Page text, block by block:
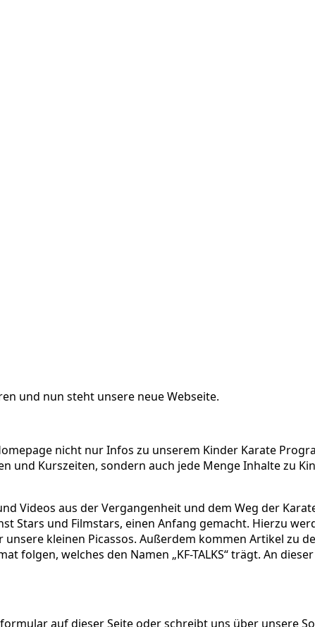
und nun steht unsere neue Webseite.
nicht nur Infos zu unserem Kinder Karate
Kurszeiten, sondern auch jede Menge Inhalte zu
Videos aus der Vergangenheit und dem Weg der
Stars und Filmstars, einen Anfang gemacht. Hierzu
kleinen Picassos. Außerdem kommen Artikel zu
folgen, welches den Namen „KF-TALKS“ trägt. An
auf dieser Seite oder schreibt uns über unsere